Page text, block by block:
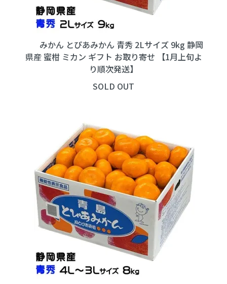
みかん とぴあみかん 青秀 2Lサイズ 9kg 静岡
県産 蜜柑 ミカン ギフト お取り寄せ 【1月上旬よ
り順次発送】
SOLD OUT